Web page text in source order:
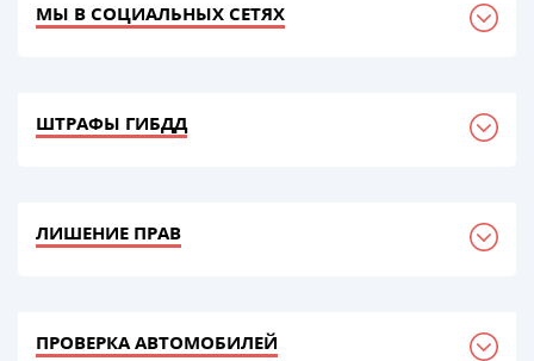
МЫ В СОЦИАЛЬНЫХ СЕТЯХ
ШТРАФЫ ГИБДД
ЛИШЕНИЕ ПРАВ
ПРОВЕРКА АВТОМОБИЛЕЙ